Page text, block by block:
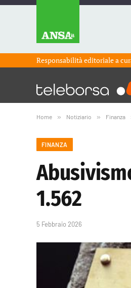
Responsabilità editoriale a
Home » Notiziario » Finanza
FINANZA
1.562
5 Febbraio 2026